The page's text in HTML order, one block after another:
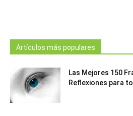
Artículos más populares
Las Mejores 150
Reflexiones para